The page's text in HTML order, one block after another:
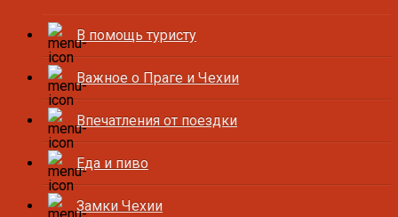
В помощь туристу
Важное о Праге и Чехии
Впечатления от поездки
Еда и пиво
Замки Чехии